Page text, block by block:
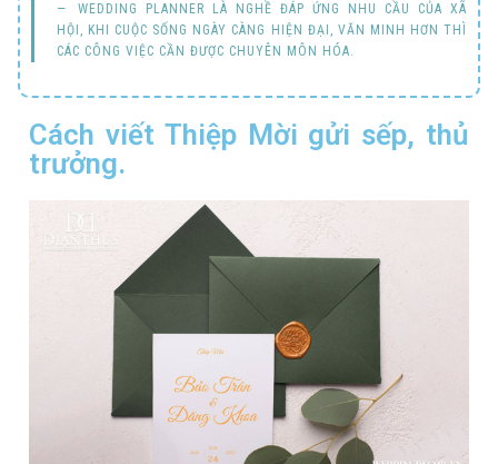
WEDDING PLANNER LÀ NGHỀ ĐÁP ỨNG NHU CẦU CỦA XÃ
HỘI, KHI CUỘC SỐNG NGÀY CÀNG HIỆN ĐẠI, VĂN MINH HƠN THÌ
CÁC CÔNG VIỆC CẦN ĐƯỢC CHUYÊN MÔN HÓA.
Cách viết Thiệp Mời gửi sếp, thủ
trưởng.